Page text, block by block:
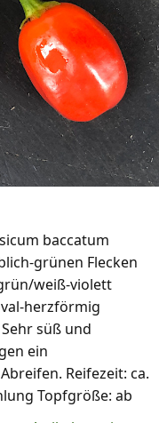
baccatum
grünen Flecken
weiß-violett
herzförmig
süß und
ein
Reifezeit: ca.
Topfgröße: ab